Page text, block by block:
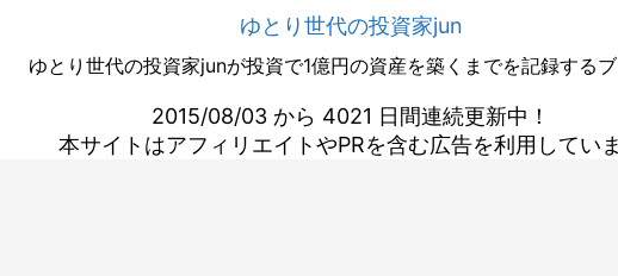
ゆとり世代の投資家jun
ゆとり世代の投資家junが投資で1億円の資産を築くまでを記録するブ
2015/08/03 から 4021 日間連続更新中！
本サイトはアフィリエイトやPRを含む広告を利用してい